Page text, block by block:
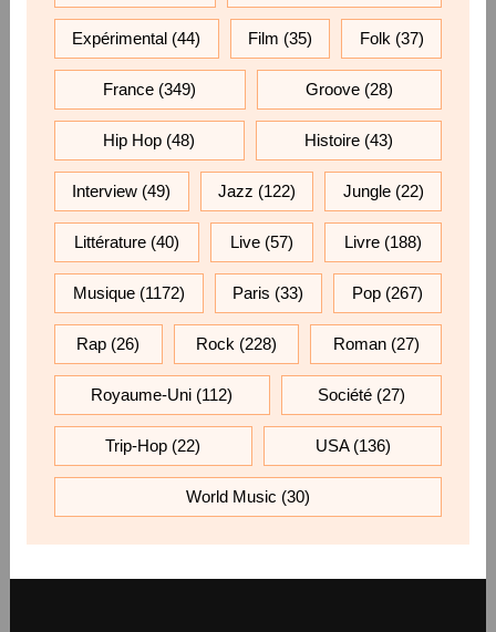
Expérimental (44) Film (35) Folk (37)
France (349) Groove(28)
Hip Hop (48) Histoire(43)
Interview (49) Jazz (122) Jungle(22)
Littérature(40) Live (57) Livre (188)
Musique(1172) Paris (33) Pop (267)
Rap (26) Rock (228) Roman(27)
Royaume-Uni (112) Société(27)
Trip-Hop (22) USA(136)
World Music (30)